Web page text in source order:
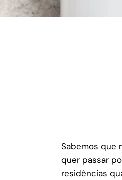
Sabemos que
quer passar
residências